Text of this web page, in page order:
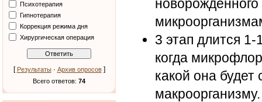
Психотерапия
Гипнотерапия
Коррекция режима дня
Хирургическая операция
[ Результаты· Архив опросов]
Всего ответов: 74
3 этап длится
когда
какой она
макроорганизму.